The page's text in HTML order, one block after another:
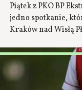
Piątek z PKO BP
jedno spotkanie,
Kraków nad Wisłą